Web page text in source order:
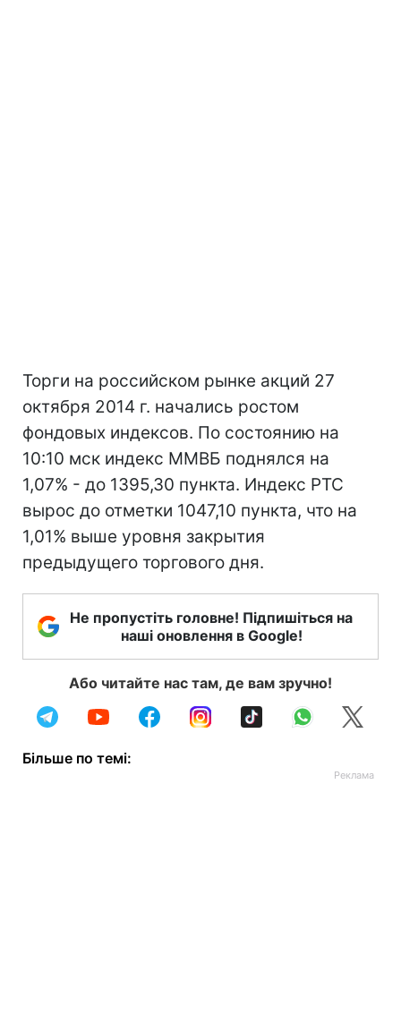
Торги на российском рынке акций 27
октября 2014 г. начались ростом
фондовых индексов. По состоянию на
10:10 мск индекс ММВБ поднялся на
1,07% - до 1395,30 пункта. Индекс РТС
вырос до отметки 1047,10 пункта, что на
1,01% выше уровня закрытия
предыдущего торгового дня.
Не пропустіть головне! Підпишіться на
наші оновлення в Google!
Або читайте нас там, де вам зручно!
Більше по темі: